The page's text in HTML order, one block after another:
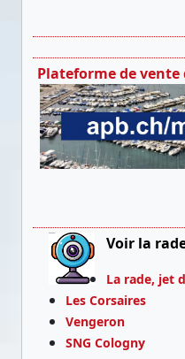
Plateforme de vente
Voir la
La rade, jet
Les Corsaires
Vengeron
SNG Cologny